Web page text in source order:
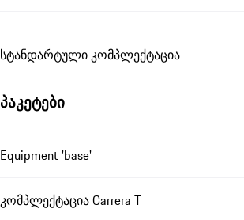
სტანდარტული კომპლექტაცია
პაკეტები
Equipment 'base'
კომპლექტაცია Carrera T